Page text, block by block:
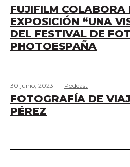
FUJIFILM COLABORA
EXPOSICIÓN “UNA
DEL FESTIVAL DE
PHOTOESPAÑA
30 junio, 2023 Podcast
FOTOGRAFÍA DE
PÉREZ